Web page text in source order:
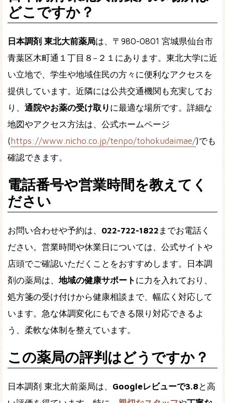
どこですか？
日本調剤 東北大前薬局は、〒980-0801 宮城県仙台市
青葉区木町通１丁目８−２１にあります。東北大学に近
い立地で、学生や地域住民の方々に便利なアクセスを
提供しています。近隣には公共交通機関も充実してお
り、 通院やお薬の受け取り に最適な場所です。詳細な
地図やアクセス方法は、公式ホームページ
( https://www.nicho.co.jp/tenpo/tohokudaimae/)でも
確認できます。
電話番号や営業時間を教えてく
ださい
お問い合わせや予約は、 022-722-1822 までお電話く
ださい。営業時間や休業日については、公式サイトや
店頭でご確認いただくことをおすすめします。日本調
剤の薬局は、 地域の健康サポート に力を入れており、
処方箋の受け付けから健康相談まで、幅広く対応して
います。急な体調変化にもできる限り対応できるよ
う、柔軟な体制を整えています。
この薬局の評判はどうですか？
日本調剤 東北大前薬局は、 Googleレビューで3.8 と高